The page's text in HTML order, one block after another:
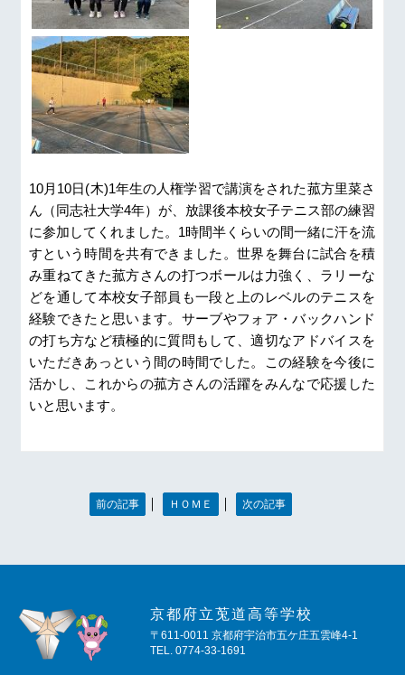
10月10日(木)1年生の人権学習で講演をされた菰方里菜さ
ん（同志社大学4年）が、放課後本校女子テニス部の練習
に参加してくれました。1時間半くらいの間一緒に汗を流
すという時間を共有できました。世界を舞台に試合を積
み重ねてきた菰方さんの打つボールは力強く、ラリーな
どを通して本校女子部員も一段と上のレベルのテニスを
経験できたと思います。サーブやフォア・バックハンド
の打ち方など積極的に質問もして、適切なアドバイスを
いただきあっという間の時間でした。この経験を今後に
活かし、これからの菰方さんの活躍をみんなで応援した
いと思います。
前の記事 ｜ ＨＯＭＥ ｜ 次の記事
京都府立莵道高等学校
〒611-0011 京都府宇治市五ケ庄五雲峰4-1
TEL. 0774-33-1691